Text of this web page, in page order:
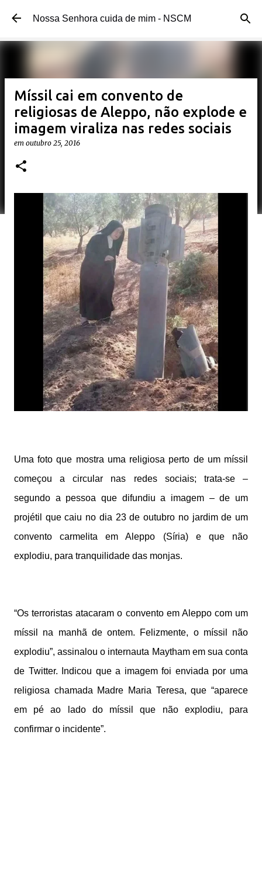
Pular para o conteúdo principal
Nossa Senhora cuida de mim - NSCM
Míssil cai em convento de
religiosas de Aleppo, não explode e
imagem viraliza nas redes sociais
em outubro 25, 2016
Uma foto que mostra uma religiosa perto de um míssil
começou a circular nas redes sociais; trata-se –
segundo a pessoa que difundiu a imagem – de um
projétil que caiu no dia 23 de outubro no jardim de um
convento carmelita em Aleppo (Síria) e que não
explodiu, para tranquilidade das monjas.
“Os terroristas atacaram o convento em Aleppo com um
míssil na manhã de ontem. Felizmente, o míssil não
explodiu”, assinalou o internauta Maytham em sua conta
de Twitter. Indicou que a imagem foi enviada por uma
religiosa chamada Madre Maria Teresa, que “aparece
em pé ao lado do míssil que não explodiu, para
confirmar o incidente”.